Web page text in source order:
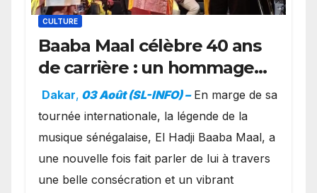
CULTURE
Baaba Maal célèbre 40 ans
de carrière : un hommage
exceptionnel à Oslo en
présence de la famille
royale.
Dakar, 03 Août (SL-INFO) – ​En marge de sa
tournée internationale, la légende de la
musique sénégalaise, El Hadji Baaba Maal, a
une nouvelle fois fait parler de lui à travers
une belle consécration et un vibrant